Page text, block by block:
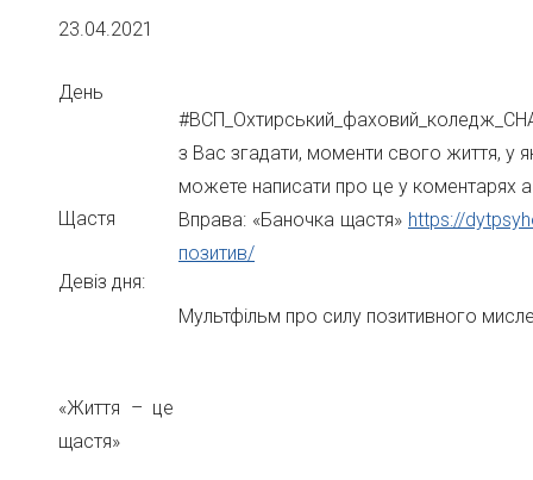
23.04.2021
День
Щастя
Девіз дня:
«Життя – це
щастя»
з Вас згадати, моменти свого життя, у
можете написати про це у коментарях
Вправа: «Баночка щастя» https://
позитив/
Мультфільм про силу позитивного